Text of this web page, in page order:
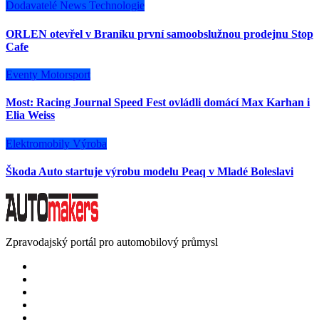
Dodavatelé News Technologie
ORLEN otevřel v Braníku první samoobslužnou prodejnu Stop
Cafe
Eventy Motorsport
Most: Racing Journal Speed Fest ovládli domácí Max Karhan i
Elia Weiss
Elektromobily Výroba
Škoda Auto startuje výrobu modelu Peaq v Mladé Boleslavi
Zpravodajský portál pro automobilový průmysl